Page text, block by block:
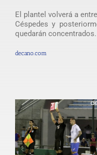
El plantel volverá a
Céspedes y
quedarán concentrados.
decano.com